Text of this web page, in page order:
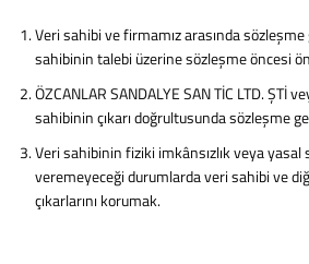
Veri sahibi ve firmamız arasında
sahibinin talebi üzerine sözleşme öncesi
ÖZCANLAR SANDALYE SAN TİC LTD. ŞTİ
sahibinin çıkarı doğrultusunda sözleşme
Veri sahibinin fiziki imkânsızlık veya yasal
veremeyeceği durumlarda veri sahibi ve
çıkarlarını korumak.